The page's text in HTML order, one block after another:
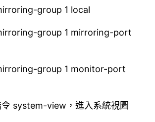
group 1 local
group 1 mirroring-port
group 1 monitor-port
令 system-view，進入系統視圖